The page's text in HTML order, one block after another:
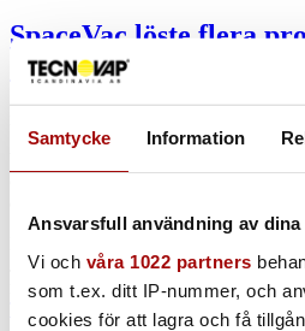
Samtycke Information
Ansvarsfull användning av
Vi och våra 1022 partners
som t.ex. ditt IP-nummer, och
cookies för att lagra och få
SpaceVac löste flera
Järfällabadet
Järfällabadet. Och vi frågade honom
man bestämde sig för att investera i ett
Tecnovap